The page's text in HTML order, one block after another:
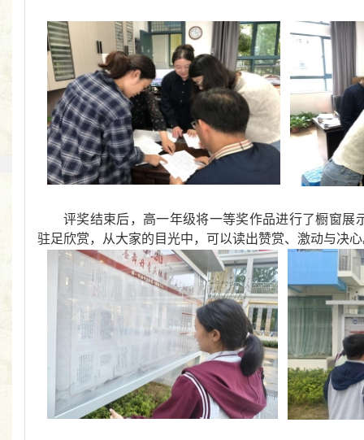
评奖结束后，高一年级将一等奖作品进行了橱窗
驻足欣赏，从大家的目光中，可以读出赞赏、激动与决